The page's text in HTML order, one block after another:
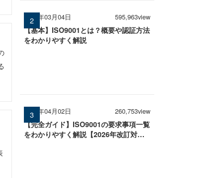
2026年03月04日 595,963view
【基本】ISO9001とは？概要や認証方法
をわかりやすく解説
2026年04月02日 260,753view
【完全ガイド】ISO9001の要求事項一覧
をわかりやすく解説【2026年改訂対